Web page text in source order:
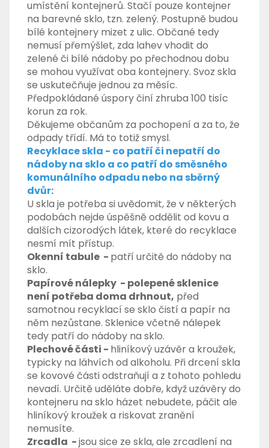
umístění kontejnerů. Stačí pouze kontejner
na barevné sklo, tzn. zelený. Postupně budou
bílé kontejnery mizet z ulic. Občané tedy
nemusí přemýšlet, zda lahev vhodit do
zelené či bílé nádoby po přechodnou dobu
se mohou využívat oba kontejnery. Svoz skla
se uskutečňuje jednou za měsíc.
Předpokládané úspory činí zhruba 100 tisíc
korun za rok.
Děkujeme občanům za pochopení a za to, že
odpady třídí. Má to totiž smysl.
Recyklace skla - co patří či nepatří do
nádoby na sklo a co patří do směsného
komunálního odpadu nebo na sběrný
dvůr:
U skla je potřeba si uvědomit, že v některých
podobách nejde úspěšně oddělit od kovu a
dalších cizorodých látek, které do recyklace
nesmí mít přístup.
Okenní tabule - patří určitě do nádoby na
sklo.
Papírové nálepky - polepené sklenice
není potřeba doma drhnout, před
samotnou recyklací se sklo čistí a papír na
něm nezůstane. Sklenice včetně nálepek
tedy patří do nádoby na sklo.
Plechové části - hliníkový uzávěr a kroužek,
typicky na láhvích od alkoholu. Při drcení skla
se kovové části odstraňují a z tohoto pohledu
nevadí. Určitě uděláte dobře, když uzávěry do
kontejneru na sklo házet nebudete, páčit ale
hliníkový kroužek a riskovat zranění
nemusíte.
Zrcadla -jsou sice ze skla, ale zrcadlení na